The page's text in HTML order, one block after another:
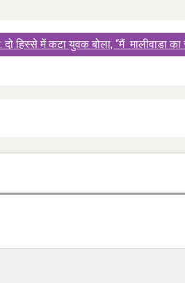
दो हिस्से में कटा युवक बोला, “मैं मालीवाडा